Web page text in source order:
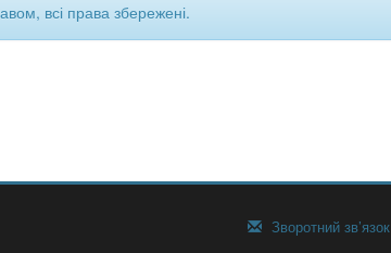
всі права збережені.
Зворотний зв’язок